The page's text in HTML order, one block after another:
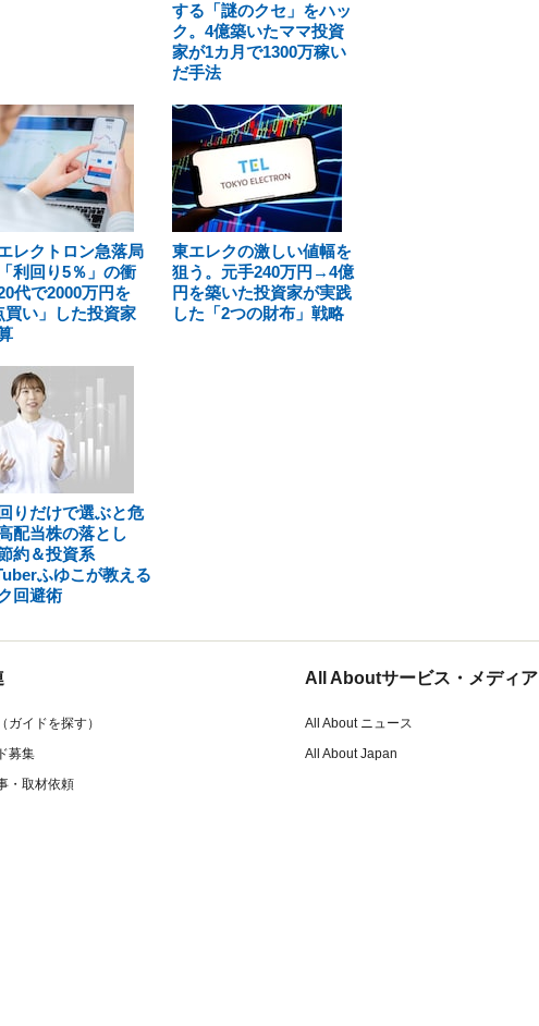
する「謎のクセ」をハッ
ク。4億築いたママ投資
家が1カ月で1300万稼い
だ手法
レクトロン急落局
利回り5％」の衝
代で2000万円を
買い」した投資家
東エレクの激しい値幅を
狙う。元手240万円→4億
円を築いた投資家が実践
した「2つの財布」戦略
回りだけで選ぶと危
配当株の落とし
約＆投資系
ふゆこが教える
回避術
ガイドを探す）
募集
・取材依頼
All Aboutサービス・メディア
All About ニュース
All About Japan